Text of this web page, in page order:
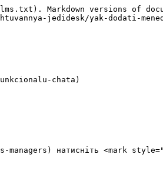
Markdown versions of
jedidesk/yak-dodati-
chata)
натисніть <mark